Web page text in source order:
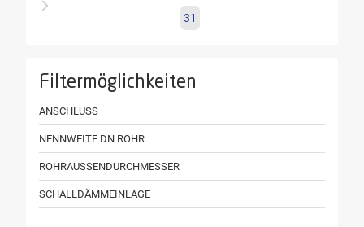
31
Filtermöglichkeiten
ANSCHLUSS
NENNWEITE DN ROHR
ROHRAUSSENDURCHMESSER
SCHALLDÄMMEINLAGE